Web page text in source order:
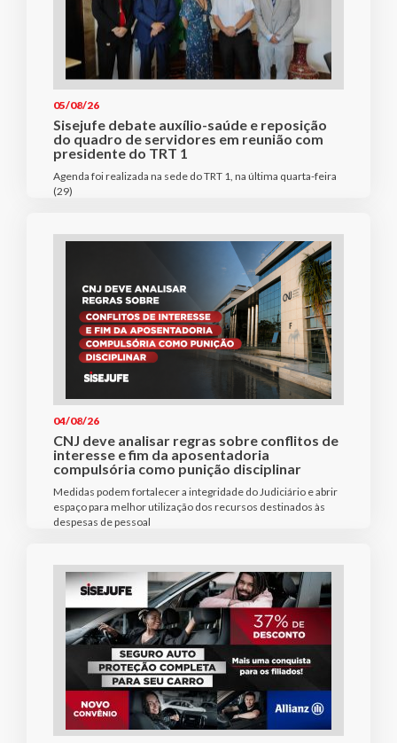
05/08/26
Sisejufe debate auxílio-saúde e reposição
do quadro de servidores em reunião com
presidente do TRT 1
Agenda foi realizada na sede do TRT 1, na última quarta-feira
(29)
04/08/26
CNJ deve analisar regras sobre conflitos de
interesse e fim da aposentadoria
compulsória como punição disciplinar
Medidas podem fortalecer a integridade do Judiciário e abrir
espaço para melhor utilização dos recursos destinados às
despesas de pessoal